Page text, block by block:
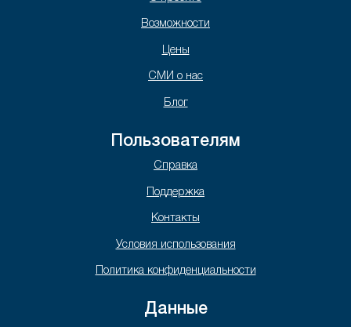
Возможности
Цены
СМИ о нас
Блог
Пользователям
Справка
Поддержка
Контакты
Условия использования
Политика конфиденциальности
Данные